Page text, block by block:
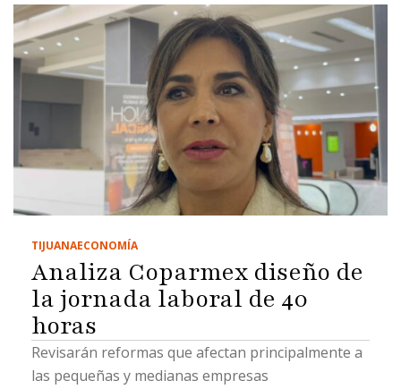
TIJUANAECONOMÍA
Analiza Coparmex diseño de
la jornada laboral de 40
horas
Revisarán reformas que afectan principalmente a
las pequeñas y medianas empresas